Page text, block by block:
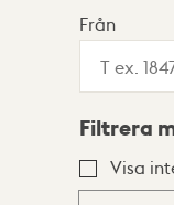
Lista
Från
Filtrera
Visa